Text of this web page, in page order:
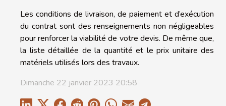
Les conditions de livraison, de paiement et d’exécution
du contrat sont des renseignements non négligeables
pour renforcer la viabilité de votre devis. De même que,
la liste détaillée de la quantité et le prix unitaire des
matériels utilisés lors des travaux.
Dimanche 22 janvier 2023 20:58